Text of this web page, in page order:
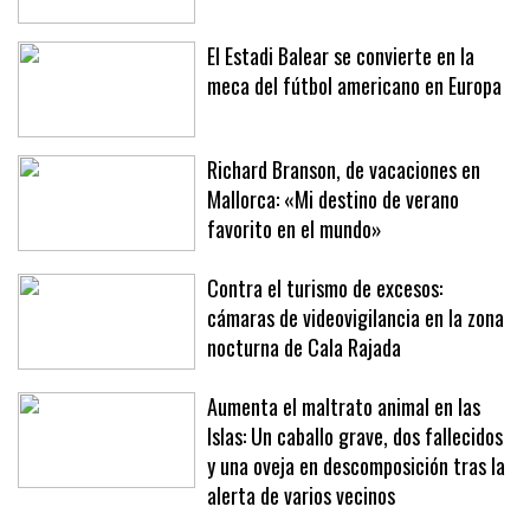
El Estadi Balear se convierte en la
meca del fútbol americano en Europa
Richard Branson, de vacaciones en
Mallorca: «Mi destino de verano
favorito en el mundo»
Contra el turismo de excesos:
cámaras de videovigilancia en la zona
nocturna de Cala Rajada
Aumenta el maltrato animal en las
Islas: Un caballo grave, dos fallecidos
y una oveja en descomposición tras la
alerta de varios vecinos